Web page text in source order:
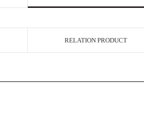
RELATION PRODUCT